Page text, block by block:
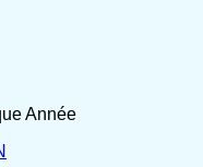
Année